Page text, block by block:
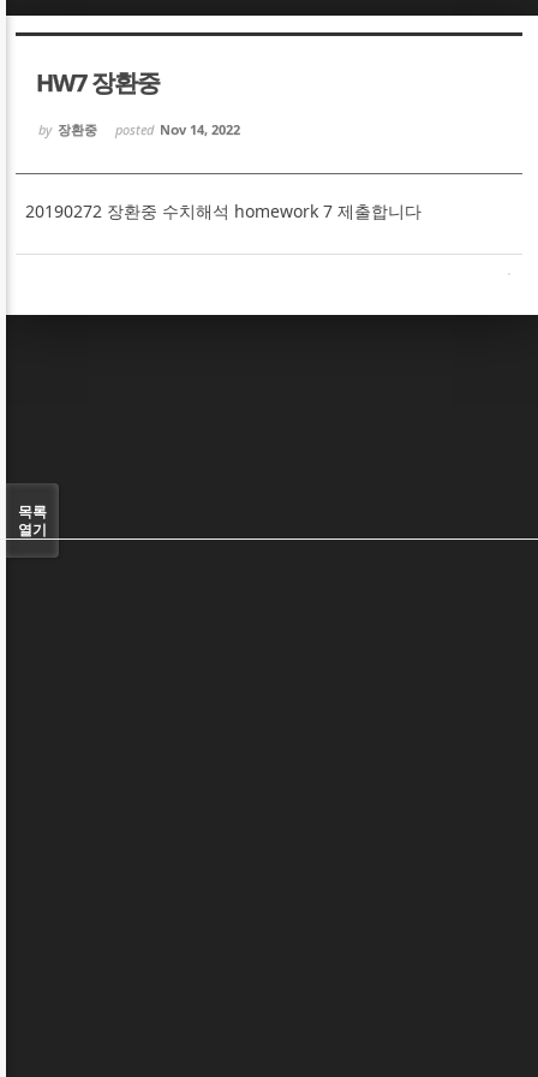
HW7 장환중
by 장환중 posted Nov 14, 2022
20190272 장환중 수치해석 homework 7 제출합니다
목록
열기
Sketchbook5, 스케치북5
Sketchbook5, 스케치북5
Sketchbook5, 스케치북5
Sketchbook5, 스케치북5